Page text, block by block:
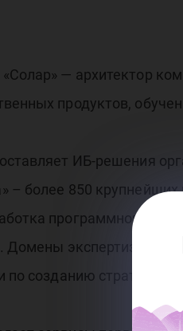
— архитектор
продуктов,
ИБ-решения
– более 850
программного
Домены экспертизы
по созданию стратегии